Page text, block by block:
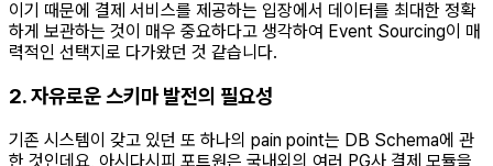
이기 때문에 결제 서비스를 제공하는 입장에서 데이터를 최대한 정확
하게 보관하는 것이 매우 중요하다고 생각하여 Event Sourcing이 매
력적인 선택지로 다가왔던 것 같습니다.
2. 자유로운 스키마 발전의 필요성
기존 시스템이 갖고 있던 또 하나의 pain point는 DB Schema에 관
한 것인데요, 아시다시피 포트원은 국내외의 여러 PG사 결제 모듈을